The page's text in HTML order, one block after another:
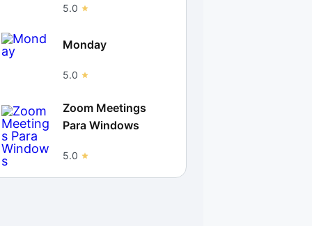
5.0
Monday
5.0
Zoom Meetings
Para Windows
5.0